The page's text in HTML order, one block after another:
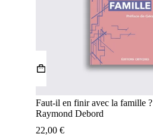
Faut-il en finir avec la famille ?
Raymond Debord
22,00 €